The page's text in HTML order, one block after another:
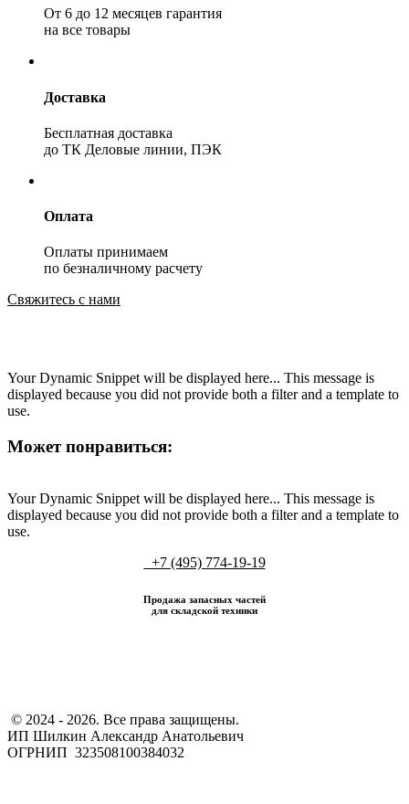
От 6 до 12 месяцев гарантия
на все товары
Доставка
Бесплатная доставка
до ТК Деловые линии, ПЭК
Оплата
Оплаты принимаем
по безналичному расчету
Свяжитесь с нами
Your Dynamic Snippet will be displayed here... This message is
displayed because you did not provide both a filter and a template to
use.
Может понравиться:
Your Dynamic Snippet will be displayed here... This message is
displayed because you did not provide both a filter and a template to
use.
+7 (495) 774-19-19
Продажа запасных частей
для складской техники
​ © 2024 - 2026. Все права защищены.
ИП Шилкин Александр Анатольевич
ОГРНИП 323508100384032